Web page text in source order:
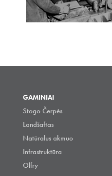
GAMINIAI
Stogo Čerpės
Landšaftas
Natūralus akmuo
Infrastruktūra
Olfry